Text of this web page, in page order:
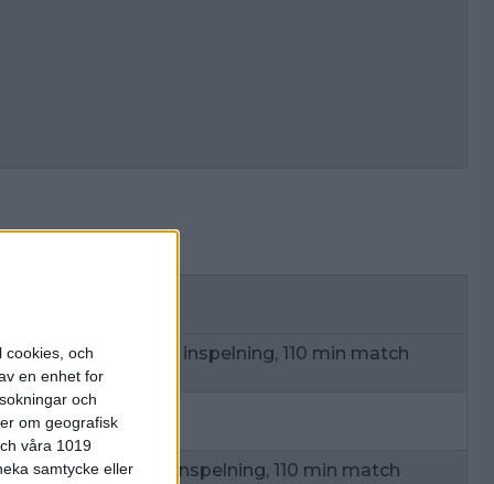
cookies, och
en enhet for
och
om geografisk
våra 1019
samtycke eller
10 min inspelning, 110 min match
5 min inspelning, 110 min match